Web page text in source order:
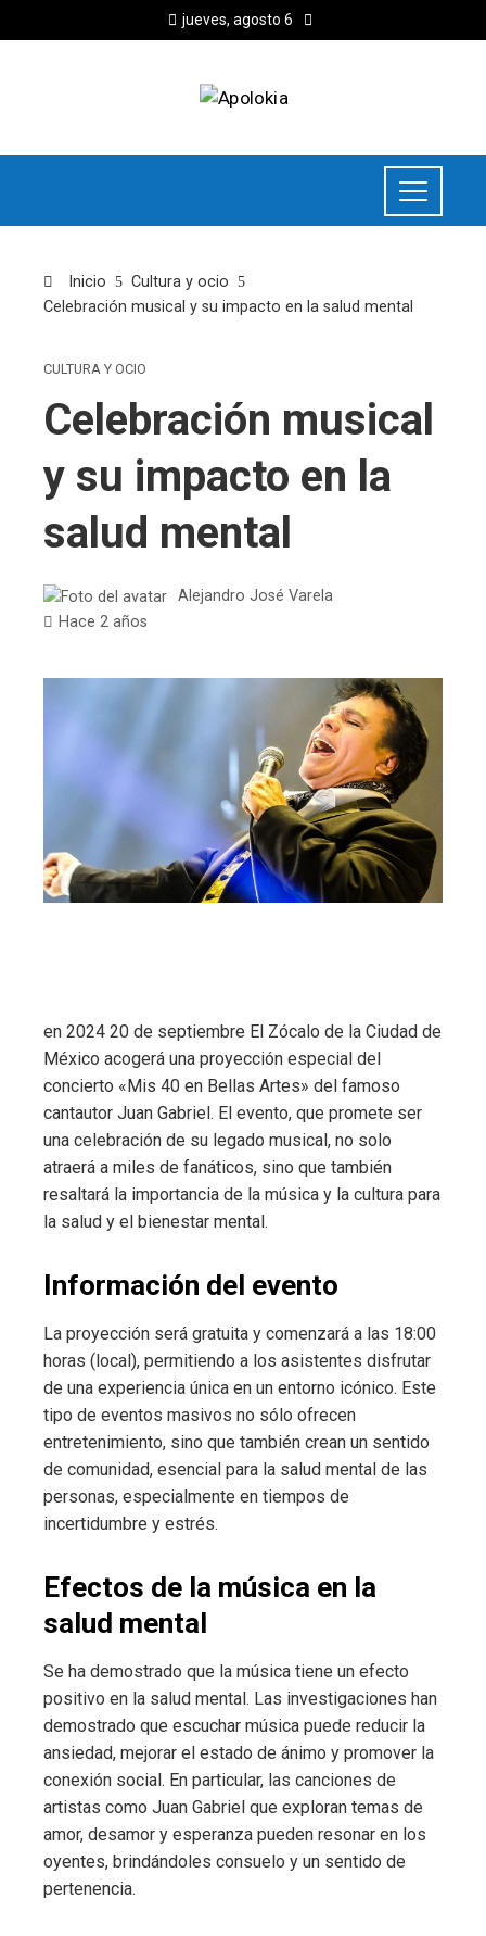
jueves, agosto 6
Inicio
Cultura y ocio
Celebración musical y su impacto en la salud mental
CULTURA Y OCIO
Celebración musical
y su impacto en la
salud mental
Alejandro José Varela
Hace 2 años
en 2024 20 de septiembre El Zócalo de la Ciudad de
México acogerá una proyección especial del
concierto «Mis 40 en Bellas Artes» del famoso
cantautor Juan Gabriel. El evento, que promete ser
una celebración de su legado musical, no solo
atraerá a miles de fanáticos, sino que también
resaltará la importancia de la música y la cultura para
la salud y el bienestar mental.
Información del evento
La proyección será gratuita y comenzará a las 18:00
horas (local), permitiendo a los asistentes disfrutar
de una experiencia única en un entorno icónico. Este
tipo de eventos masivos no sólo ofrecen
entretenimiento, sino que también crean un sentido
de comunidad, esencial para la salud mental de las
personas, especialmente en tiempos de
incertidumbre y estrés.
Efectos de la música en la
salud mental
Se ha demostrado que la música tiene un efecto
positivo en la salud mental. Las investigaciones han
demostrado que escuchar música puede reducir la
ansiedad, mejorar el estado de ánimo y promover la
conexión social. En particular, las canciones de
artistas como Juan Gabriel que exploran temas de
amor, desamor y esperanza pueden resonar en los
oyentes, brindándoles consuelo y un sentido de
pertenencia.